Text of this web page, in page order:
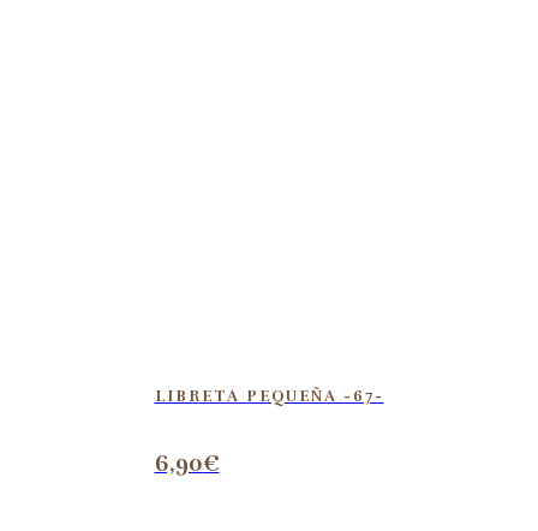
LIBRETA PEQUEÑA -67-
6,90€